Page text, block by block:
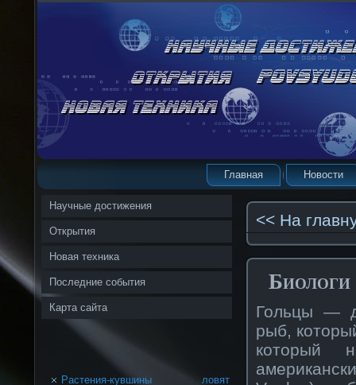
Главная Новости
Научные достижения
Открытия
Новая техника
Последние события
Карта сайта
Растения-кувшины ловят
<< На
Гольцы —
рыб,
который